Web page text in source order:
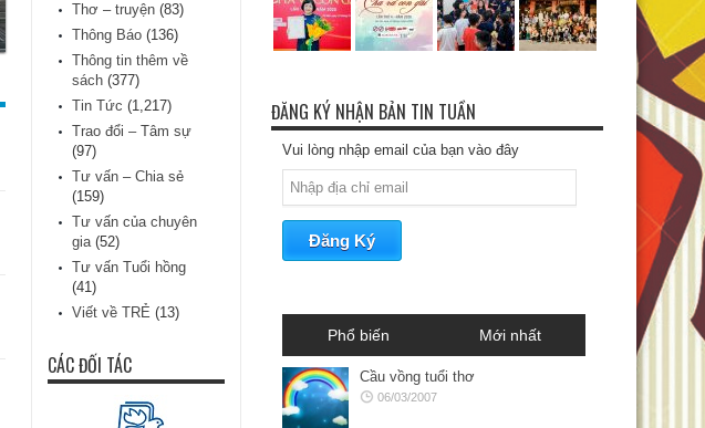
Thơ – truyện (83)
Thông Báo (136)
Thông tin thêm về
sách (377)
Tin Tức (1,217)
Trao đổi – Tâm sự
(97)
Tư vấn – Chia sẻ
(159)
Tư vấn của chuyên
gia(52)
Tư vấn Tuổi hồng
(41)
Viết về TRẺ (13)
CÁC ĐỐI TÁC
ĐĂNG KÝ NHẬN BẢN TIN TUẦN
Vui lòng nhập email của bạn vào đây
Phổ biến Mới nhất
Cầu vồng tuổi thơ
06/03/2007